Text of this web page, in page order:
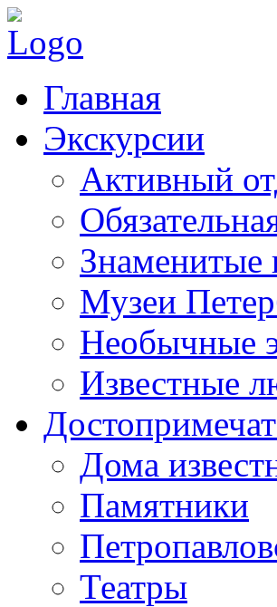
Главная
Экскурсии
Активный
Знаменитые
Музеи
Необычные
Известные
Дома
Памятники
Театры